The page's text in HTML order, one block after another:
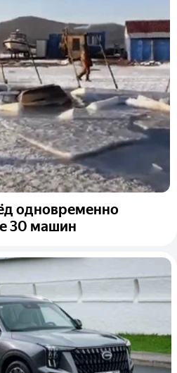
одновременно
30 машин